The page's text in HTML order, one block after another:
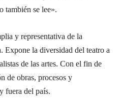
también se lee».
y representativa de la
Expone la diversidad del teatro a
de las artes. Con el fin de
de obras, procesos y
fuera del país.